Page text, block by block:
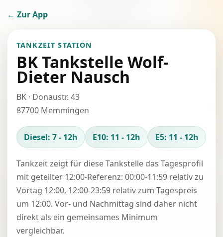
← Zur App
TANKZEIT STATION
BK Tankstelle Wolf-
Dieter Nausch
BK · Donaustr. 43
87700 Memmingen
Diesel: 7 - 12h E10: 11 - 12h E5: 11 - 12h
Tankzeit zeigt für diese Tankstelle das Tagesprofil
mit geteilter 12:00-Referenz: 00:00-11:59 relativ zu
Vortag 12:00, 12:00-23:59 relativ zum Tagespreis
um 12:00. Vor- und Nachmittag sind daher nicht
direkt als ein gemeinsames Minimum
vergleichbar.